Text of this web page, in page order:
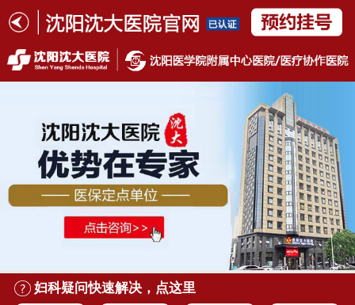
妇科疑问快速解决，点这里